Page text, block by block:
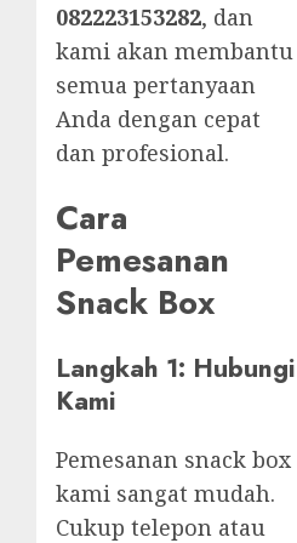
082223153282, dan
kami akan membantu
semua pertanyaan
Anda dengan cepat
dan profesional.
Cara
Pemesanan
Snack Box
Langkah 1: Hubungi
Kami
Pemesanan snack box
kami sangat mudah.
Cukup telepon atau